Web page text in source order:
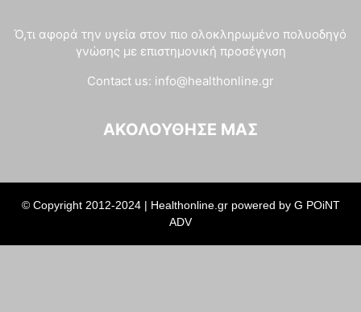
Ό,τι αφορά την υγεία στον πιο ολοκληρωμένο πολυοδηγό
γνώσης με επιστημονική προσέγγιση
Contact us: info@healthonline.gr
ΑΚΟΛΟΎΘΗΣΈ ΜΑΣ
© Copyright 2012-2024 | Healthonline.gr powered by G POiNT
ADV